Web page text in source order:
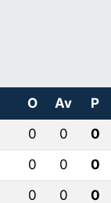
O Av
P
0 0
0
0 0
0
0 0
0